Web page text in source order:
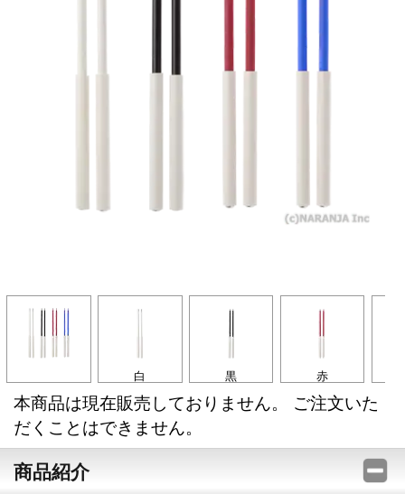
白 黒 赤
本商品は現在販売しておりません。 ご注文いた
だくことはできません。
商品紹介